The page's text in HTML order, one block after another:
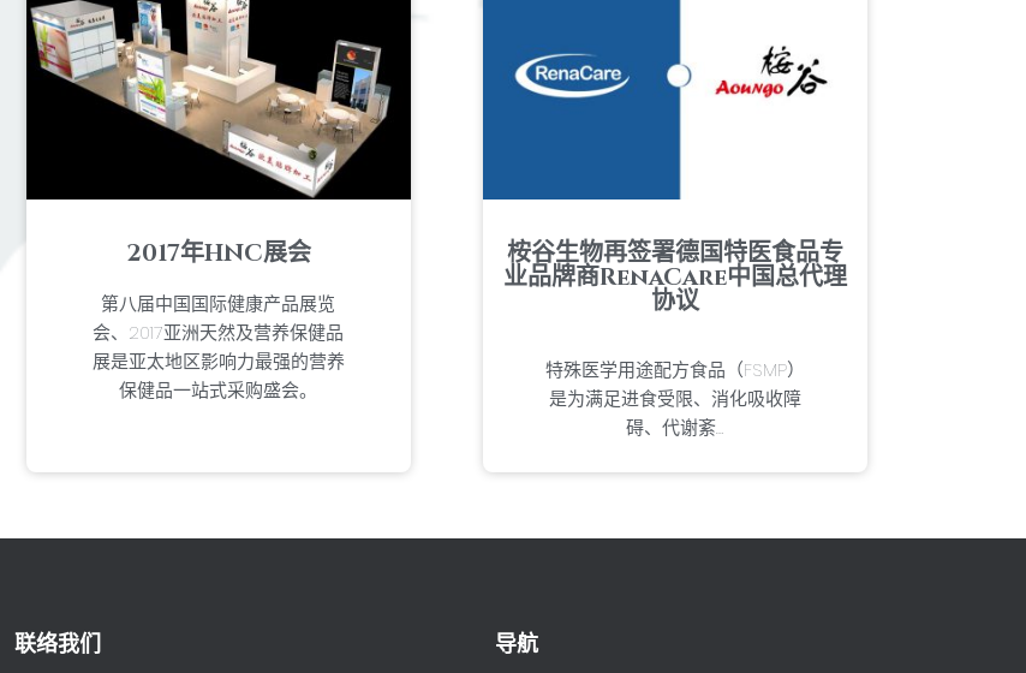
2017年HNC展会
第八届中国国际健康产品展览
会、2017亚洲天然及营养保健品
展是亚太地区影响力最强的营养
保健品一站式采购盛会。
桉谷生物再签署德国特医食品专
业品牌商RenaCare中国总代理
协议
特殊医学用途配方食品（FSMP）
是为满足进食受限、消化吸收障
碍、代谢紊…
联络我们 导航